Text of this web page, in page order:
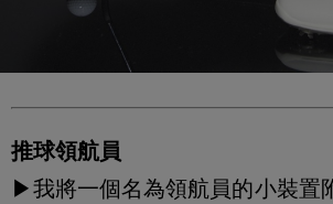
推球領航員
▶我將一個名為領航員的小裝置